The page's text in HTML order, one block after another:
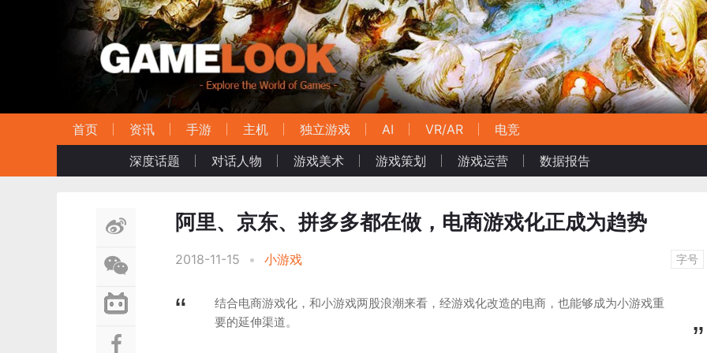
首页 资讯 手游 主机 独立游戏 AI VR/AR
电竞
深度话题
对话人物 游戏美术 游戏策划 游戏运营 数据报告
阿里、京东、拼多多都在做，电商游戏化正成为趋势
2018-11-15 • 小游戏 字号
结合电商游戏化，和小游戏两股浪潮来看，经游戏化改造的电商，也能够成为小游戏重
要的延伸渠道。